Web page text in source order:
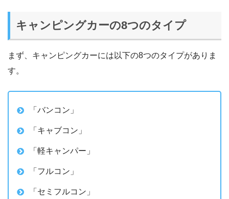
キャンピングカーの8つのタイプ
まず、キャンピングカーには以下の8つのタイプがありま
す。
「バンコン」
「キャブコン」
「軽キャンパー」
「フルコン」
「セミフルコン」